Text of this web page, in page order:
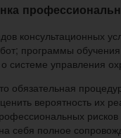
консультационных
программы
системе управления
вероятность их
себя полное